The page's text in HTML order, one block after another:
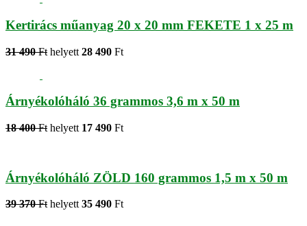
Kertirács műanyag 20 x 20 mm FEKETE 1 x 25 m
31 490 Ft helyett 28 490 Ft
Árnyékolóháló 36 grammos 3,6 m x 50 m
18 400 Ft helyett 17 490 Ft
Árnyékolóháló ZÖLD 160 grammos 1,5 m x 50 m
39 370 Fthelyett35 490 Ft